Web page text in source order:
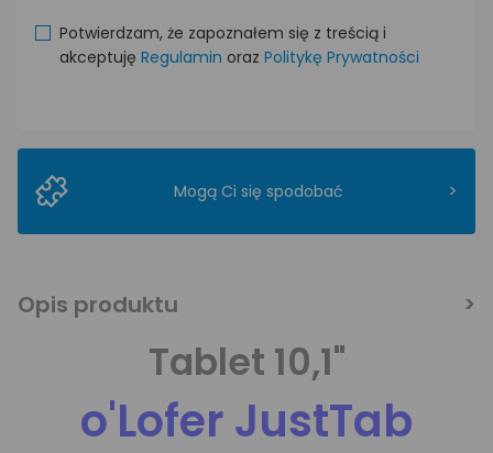
Potwierdzam, że zapoznałem się z treścią i
akceptuję Regulamin oraz Politykę Prywatności
Mogą Ci się spodobać >
Opis produktu
Tablet 10,1"
o'Lofer JustTab